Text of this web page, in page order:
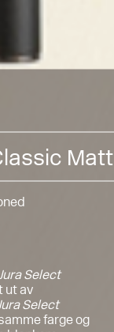
Matt
Jura Select
ut av
Jura Select
farge og